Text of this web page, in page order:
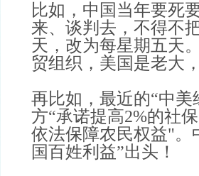
比如，中国当年要死
来、谈判去，不得不
天，改为每星期五天
贸组织，美国是老大
再比如，最近的“中
方“承诺提高2%的社
依法保障农民权益"。
国百姓利益”出头！